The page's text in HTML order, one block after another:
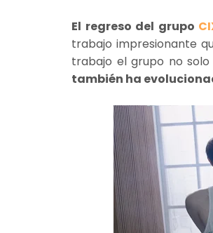
El regreso del grupo
trabajo impresionante
trabajo el grupo no
también ha